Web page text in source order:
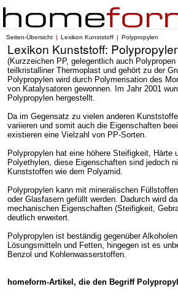
Seiten-Übersicht Lexikon Kunststoff Polypropylen
Lexikon Kunststoff:
(Kurzzeichen PP, gelegentlich auch Polypropen
teilkristalliner Thermoplast und gehört zu der
Polypropylen wird durch Polymerisation des
von Katalysatoren gewonnen. Im Jahr 2001
Polypropylen hergestellt.
Da im Gegensatz zu vielen anderen
variieren und somit auch die Eigenschaften
existieren eine Vielzahl von PP-Sorten.
Polypropylen hat eine höhere Steifigkeit, Härte
Polyethylen, diese Eigenschaften sind jedoch
Kunststoffen wie dem Polyamid.
Polypropylen kann mit mineralischen
oder Glasfasern gefüllt werden. Dadurch wird
mechanischen Eigenschaften (Steifigkeit,
deutlich erweitert.
Polypropylen ist beständig gegenüber
Lösungsmitteln und Fetten, hingegen ist es
Benzol und Kohlenwasserstoffen.
homeform-Artikel, die den Begriff